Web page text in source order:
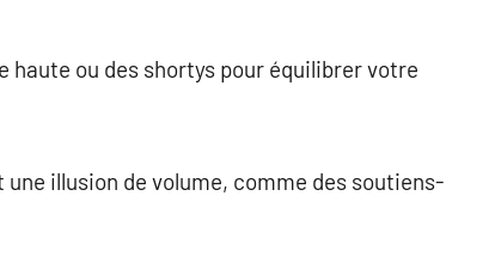
ou des shortys pour équilibrer votre
illusion de volume, comme des soutiens-